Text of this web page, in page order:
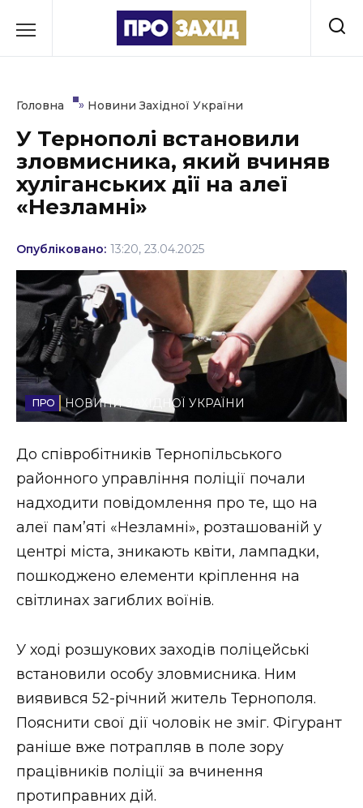
до
Культура
Освіта
Політика
Соціум
Спорт
Стиль життя
Втрачений Ужгород
Втрачений Ужгород (відеоверсія)
ЗАКАРПАТСЬКІ НОВИНИ
НОВИНИ ЗАХІДНОЇ УКРАЇНИ
ФОТО
Головна » Новини Західної України
У Тернополі встановили
зловмисника, який вчиняв
хуліганських дії на алеї
«Незламні»
Опубліковано: 13:20, 23.04.2025
НОВИНИ ЗАХІДНОЇ УКРАЇНИ
До співробітників Тернопільського
районного управління поліції почали
надходити повідомлення про те, що на
алеї пам’яті «Незламні», розташованій у
центрі міста, зникають квіти, лампадки,
пошкоджено елементи кріплення на
світлинах загиблих воїнів.
У ході розшукових заходів поліцейські
встановили особу зловмисника. Ним
виявився 52-річний житель Тернополя.
Пояснити свої дії чоловік не зміг. Фігурант
раніше вже потрапляв в поле зору
працівників поліції за вчинення
протиправних дій.